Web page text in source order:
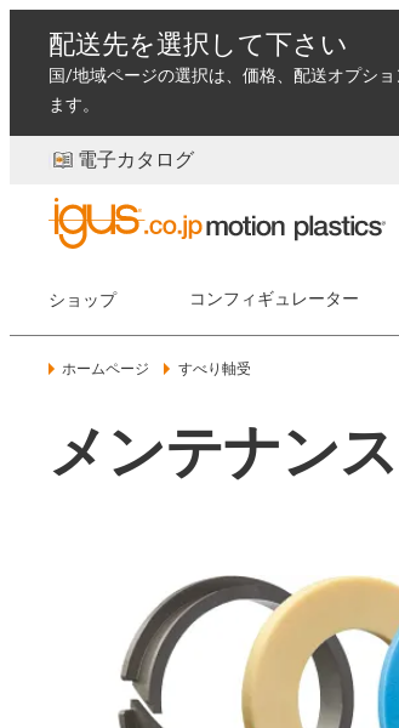
配送先を選択して下さい
国/地域ページの選択は、価格、配送オプシ
ます。
電子カタログ
ショップ コンフィギュレーター
ホームページ すべり軸受
メンテナン